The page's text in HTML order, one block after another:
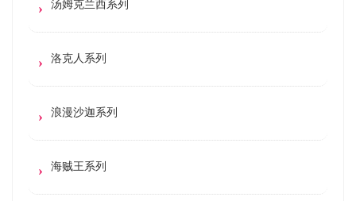
汤姆克兰西系列
洛克人系列
浪漫沙迦系列
海贼王系列